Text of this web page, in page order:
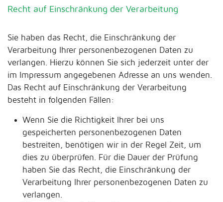
Recht auf Einschränkung der Verarbeitung
Sie haben das Recht, die Einschränkung der
Verarbeitung Ihrer personenbezogenen Daten zu
verlangen. Hierzu können Sie sich jederzeit unter der
im Impressum angegebenen Adresse an uns wenden.
Das Recht auf Einschränkung der Verarbeitung
besteht in folgenden Fällen:
Wenn Sie die Richtigkeit Ihrer bei uns
gespeicherten personenbezogenen Daten
bestreiten, benötigen wir in der Regel Zeit, um
dies zu überprüfen. Für die Dauer der Prüfung
haben Sie das Recht, die Einschränkung der
Verarbeitung Ihrer personenbezogenen Daten zu
verlangen.